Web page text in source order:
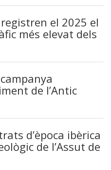
registren el 2025 el
més elevat dels
de l’Antic
d’època ibèrica
de l’Assut de